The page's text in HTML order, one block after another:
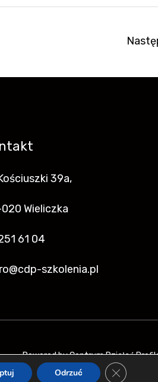
39a,
Wieliczka
61 04
szkolenia.pl
Powered by Centrum Działań
Odrzuć Zamknij